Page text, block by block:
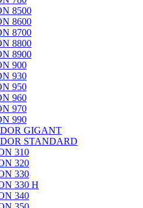
8500
8600
8700
8800
8900
900
930
950
960
970
990
GIGANT
STANDARD
310
320
330
330 H
340